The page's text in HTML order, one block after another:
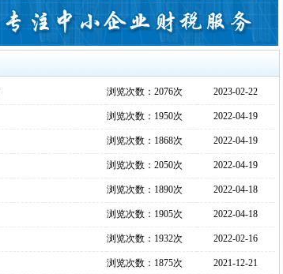
浏览次数：2076次 2023-02-22
浏览次数：1950次 2022-04-19
浏览次数：1868次 2022-04-19
浏览次数：2050次 2022-04-19
浏览次数：1890次 2022-04-18
浏览次数：1905次 2022-04-18
浏览次数：1932次 2022-02-16
浏览次数：1875次 2021-12-21